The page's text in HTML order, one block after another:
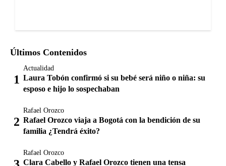
Últimos Contenidos
Actualidad
Laura Tobón confirmó si su bebé será niño o niña: su
esposo e hijo lo sospechaban
Rafael Orozco
Rafael Orozco viaja a Bogotá con la bendición de su
familia ¿Tendrá éxito?
Rafael Orozco
Clara Cabello y Rafael Orozco tienen una tensa